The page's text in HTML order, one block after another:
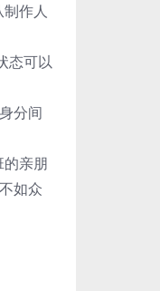
作人
态可以
分间
亲朋
如众